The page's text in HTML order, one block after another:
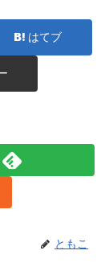
はてブ
ともこ